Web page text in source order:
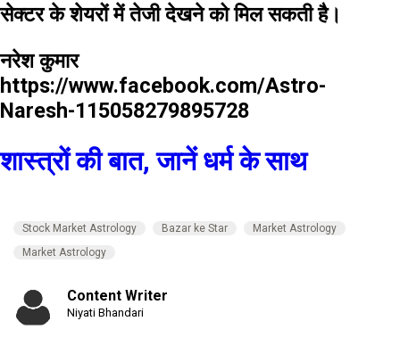
सेक्टर के शेयरों में तेजी देखने को मिल सकती है।
नरेश कुमार
https://www.facebook.com/Astro-
Naresh-115058279895728
शास्त्रों की बात, जानें धर्म के साथ
Stock Market Astrology Bazar ke Star
Market Astrology
Market Astrology
Content Writer
Niyati Bhandari